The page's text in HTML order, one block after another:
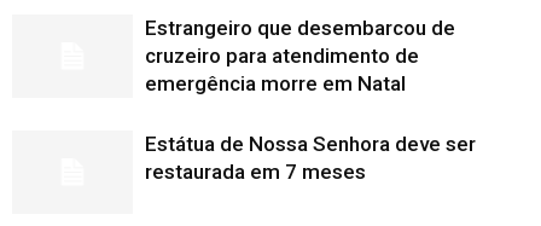
Estrangeiro que desembarcou de
cruzeiro para atendimento de
emergência morre em Natal
Estátua de Nossa Senhora deve ser
restaurada em 7 meses